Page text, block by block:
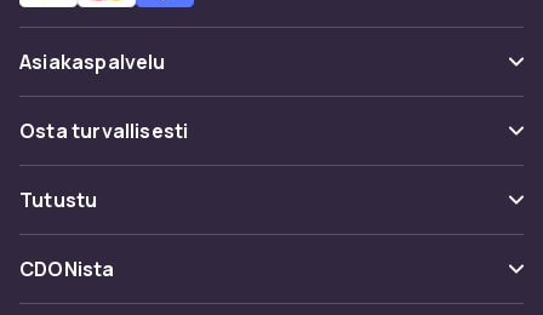
Asiakaspalvelu
Usein kysyttyä (UKK)
Seuraa pakettia
Ota yhteyttä
Osta turvallisesti
Maksuvaihtoehdot
Toimitus
Tutustu
Kategoriat
Tuotemerkit
CDONista